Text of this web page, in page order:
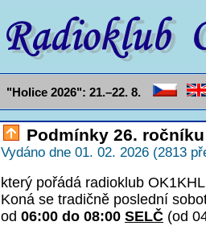
"Holice 2026": 21.–22. 8.
Podmínky 26.
Vydáno dne 01. 02. 2026 (2813
který pořádá radioklub
Koná se tradičně poslední
od 06:00 do 08:00 SELČ (od